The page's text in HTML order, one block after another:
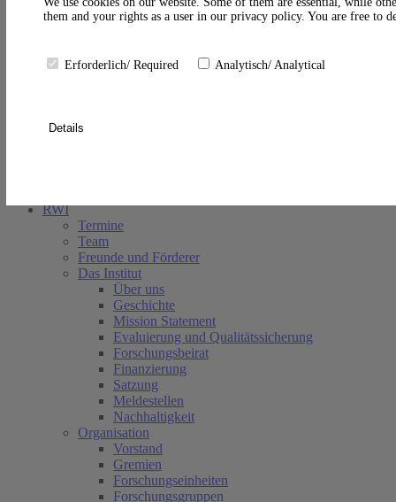
Suche schließen
RWI
Termine
Team
Freunde und Förderer
Das Institut
Über uns
Geschichte
Mission Statement
Evaluierung und Qualitätssicherung
Forschungsbeirat
Finanzierung
Satzung
Meldestellen
Nachhaltigkeit
Organisation
Vorstand
Gremien
Forschungseinheiten
Forschungsgruppen
them and your rights as a user in our privacy policy. You are free to
Erforderlich/ Required Analytisch/ Analytical
Details